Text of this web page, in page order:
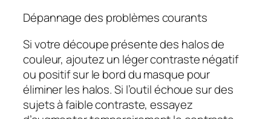
Dépannage des problèmes courants
Si votre découpe présente des halos de
couleur, ajoutez un léger contraste négatif
ou positif sur le bord du masque pour
éliminer les halos. Si l’outil échoue sur des
sujets à faible contraste, essayez